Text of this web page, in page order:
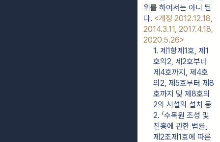
위를 하여서는 아니 된
다. <개정 2012.12.18,
2014.3.11, 2017.4.18,
2020.5.26>
1. 제1항제1호, 제1
호의2, 제2호부터
제4호까지, 제4호
의2, 제5호부터 제8
호까지 및 제8호의
2의 시설의 설치 등
2. 「수목원 조성 및
진흥에 관한 법률」
제2조제1호에 따른